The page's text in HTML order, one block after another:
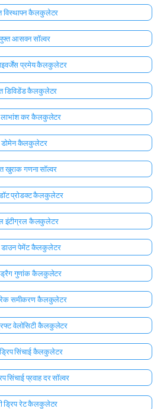
विस्थापन कैलकुलेटर
आसवन सॉल्वर
प्रमेय कैलकुलेटर
डिविडेंड कैलकुलेटर
लाभांश कर कैलकुलेटर
डोमेन कैलकुलेटर
खुराक गणना सॉल्वर
प्रोडक्ट कैलकुलेटर
इंटीग्रल कैलकुलेटर
डाउन पेमेंट कैलकुलेटर
ड्रैग गुणांक कैलकुलेटर
समीकरण कैलकुलेटर
वेलोसिटी कैलकुलेटर
सिंचाई कैलकुलेटर
सिंचाई प्रवाह दर सॉल्वर
ड्रिप रेट कैलकुलेटर